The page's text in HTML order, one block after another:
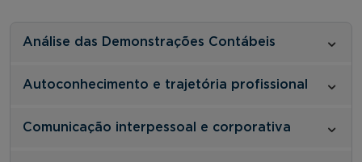
Análise das Demonstrações Contábeis
Autoconhecimento e trajetória profissional
Comunicação interpessoal e corporativa